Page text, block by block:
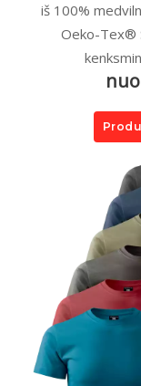
iš 100%
Oeko-Tex®